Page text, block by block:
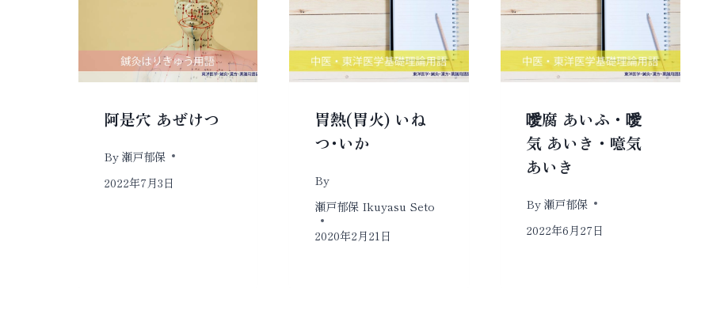
阿是穴 あぜけつ
By 瀬戸郁保
2022年7月3日
胃熱(胃火) いね
つ･いか
By
瀬戸郁保 Ikuyasu Seto
2020年2月21日
噯腐 あいふ・噯
気 あいき・噫気
あいき
By瀬戸郁保
2022年6月27日